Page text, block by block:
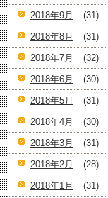
2018年9月
(31)
2018年8月
(31)
2018年7月
(32)
2018年6月
(30)
2018年5月
(31)
2018年4月
(30)
2018年3月
(31)
2018年2月
(28)
2018年1月
(31)